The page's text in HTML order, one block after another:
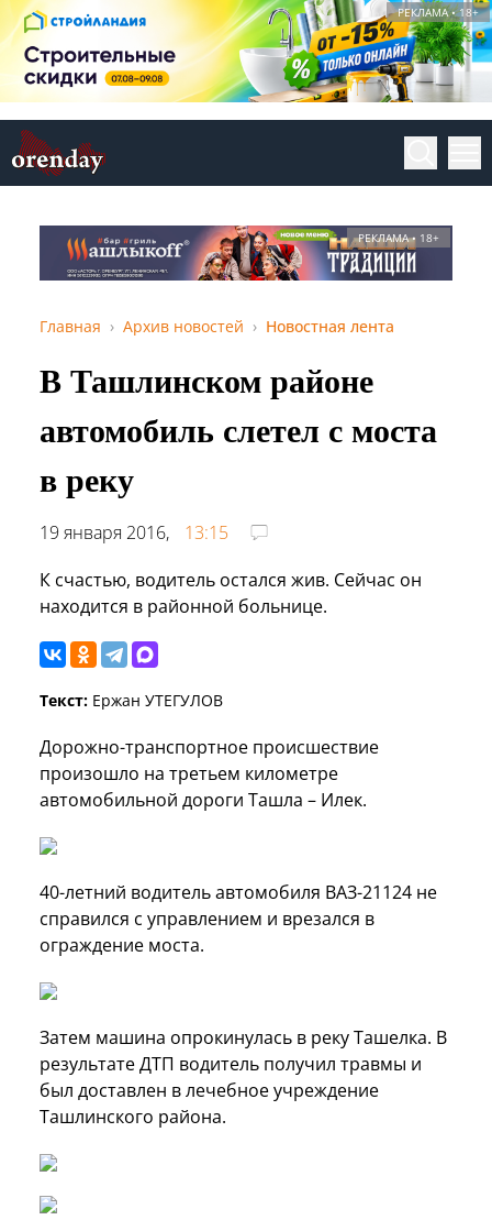
РЕКЛАМА • 18+
РЕКЛАМА • 18+
Главная Архив новостей Новостная лента
В Ташлинском районе
автомобиль слетел с моста
в реку
19 января 2016,
13:15
К счастью, водитель остался жив. Сейчас он
находится в районной больнице.
Текст: Ержан УТЕГУЛОВ
Дорожно-транспортное происшествие
произошло на третьем километре
автомобильной дороги Ташла – Илек.
40-летний водитель автомобиля ВАЗ-21124 не
справился с управлением и врезался в
ограждение моста.
Затем машина опрокинулась в реку Ташелка. В
результате ДТП водитель получил травмы и
был доставлен в лечебное учреждение
Ташлинского района.